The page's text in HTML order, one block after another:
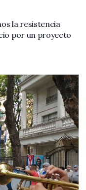
la resistencia
por un proyecto